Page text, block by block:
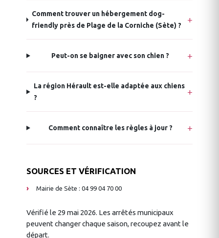
Comment trouver un hébergement dog-
friendly près de Plage de la Corniche (Sète) ?
Peut-on se baigner avec son chien ?
La région Hérault est-elle adaptée aux chiens
?
Comment connaître les règles à jour ?
SOURCES ET VÉRIFICATION
Mairie de Sète : 04 99 04 70 00
Vérifié le 29 mai 2026. Les arrêtés municipaux
peuvent changer chaque saison, recoupez avant le
départ.